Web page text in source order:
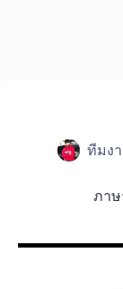
ทีมง
ภาษ